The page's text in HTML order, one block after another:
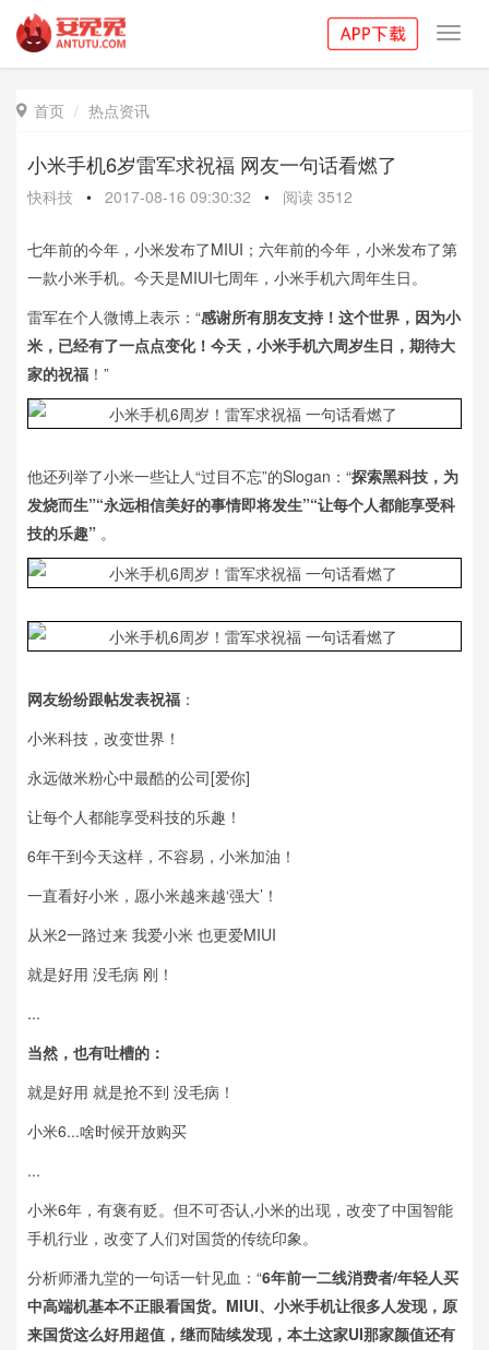
 首页 热点资讯
小米手机6岁雷军求祝福 网友一句话看燃了
快科技 • 2017-08-16 09:30:32 • 阅读 3512
七年前的今年，小米发布了MIUI；六年前的今年，小米发布了第
一款小米手机。今天是MIUI七周年，小米手机六周年生日。
雷军在个人微博上表示：“感谢所有朋友支持！这个世界，因为小
米，已经有了一点点变化！今天，小米手机六周岁生日，期待大
家的祝福 ！”
他还列举了小米一些让人“过目不忘”的Slogan：“探索黑科技，为
发烧而生”“永远相信美好的事情即将发生”“让每个人都能享受科
技的乐趣” ​​​​。
网友纷纷跟帖发表祝福 ：
小米科技，改变世界！
永远做米粉心中最酷的公司[爱你]
让每个人都能享受科技的乐趣！
6年干到今天这样，不容易，小米加油！
一直看好小米，愿小米越来越‘强大’！
从米2一路过来 我爱小米 也更爱MIUI
就是好用 没毛病 刚！
...
当然，也有吐槽的：
就是好用 就是抢不到 没毛病！
小米6...啥时候开放购买
...
小米6年，有褒有贬。但不可否认,小米的出现，改变了中国智能
手机行业，改变了人们对国货的传统印象。
分析师潘九堂的一句话一针见血：“6年前一二线消费者/年轻人买
中高端机基本不正眼看国货。 MIUI、小米手机让很多人发现，原
来国货这么好用超值，继而陆续发现，本土这家UI那家颜值还有